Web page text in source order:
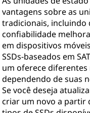
vantagens sobre as
tradicionais, incluindo
confiabilidade
em dispositivos
SSDs-baseados em
um oferece diferentes
dependendo de suas
Se você deseja
criar um novo a partir